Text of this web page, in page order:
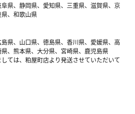
県、静岡県、愛知県、三重県、滋賀県、京
、和歌山県
県、山口県、徳島県、香川県、愛媛県、高
、熊本県、大分県、宮崎県、鹿児島県
ては、粕屋町店より発送させていただいて